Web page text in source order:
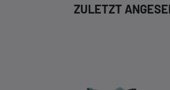
Social-Media-Plattformen etc.
ZULETZT